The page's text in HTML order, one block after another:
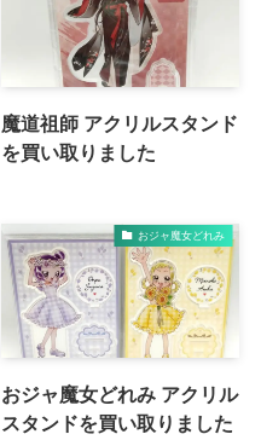
魔道祖師 アクリルスタンド
を買い取りました
おジャ魔女どれみ
おジャ魔女どれみ アクリル
スタンドを買い取りました